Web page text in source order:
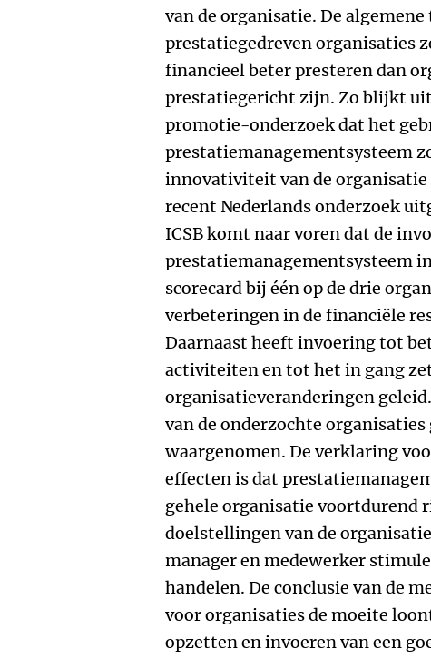
van de organisatie. De
prestatiegedreven organisaties
financieel beter presteren dan
prestatiegericht zijn. Zo blijkt
promotie-onderzoek dat het
prestatiemanagementsysteem
innovativiteit van de organisatie
recent Nederlands onderzoek
ICSB komt naar voren dat de
prestatiemanagementsysteem
scorecard bij één op de drie
verbeteringen in de financiële
Daarnaast heeft invoering tot
activiteiten en tot het in gang
organisatieveranderingen
van de onderzochte
waargenomen. De verklaring
effecten is dat
gehele organisatie voortdurend
doelstellingen van de
manager en medewerker
handelen. De conclusie van de
voor organisaties de moeite
opzetten en invoeren van een